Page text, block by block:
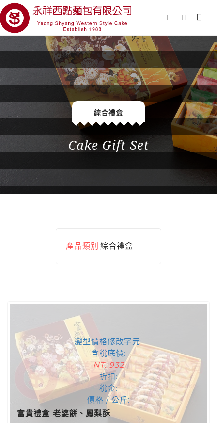
綜合禮盒
Cake Gift Set
產品類別 綜合禮盒
變型價格修改字元:
含稅底價:
NT. 932
折扣:
稅金:
價格 / 公斤:
富貴禮盒 老婆餅、鳳梨酥